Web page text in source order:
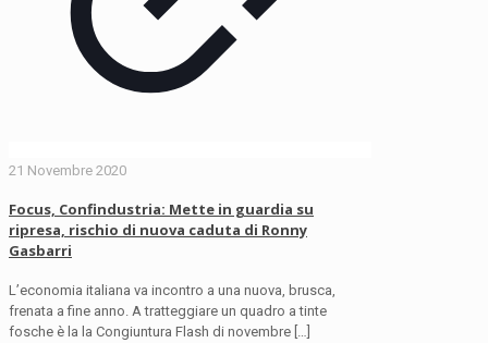
21 Novembre 2020
Focus, Confindustria: Mette in guardia su
ripresa, rischio di nuova caduta di Ronny
Gasbarri
L’economia italiana va incontro a una nuova, brusca,
frenata a fine anno. A tratteggiare un quadro a tinte
fosche è la la Congiuntura Flash di novembre […]